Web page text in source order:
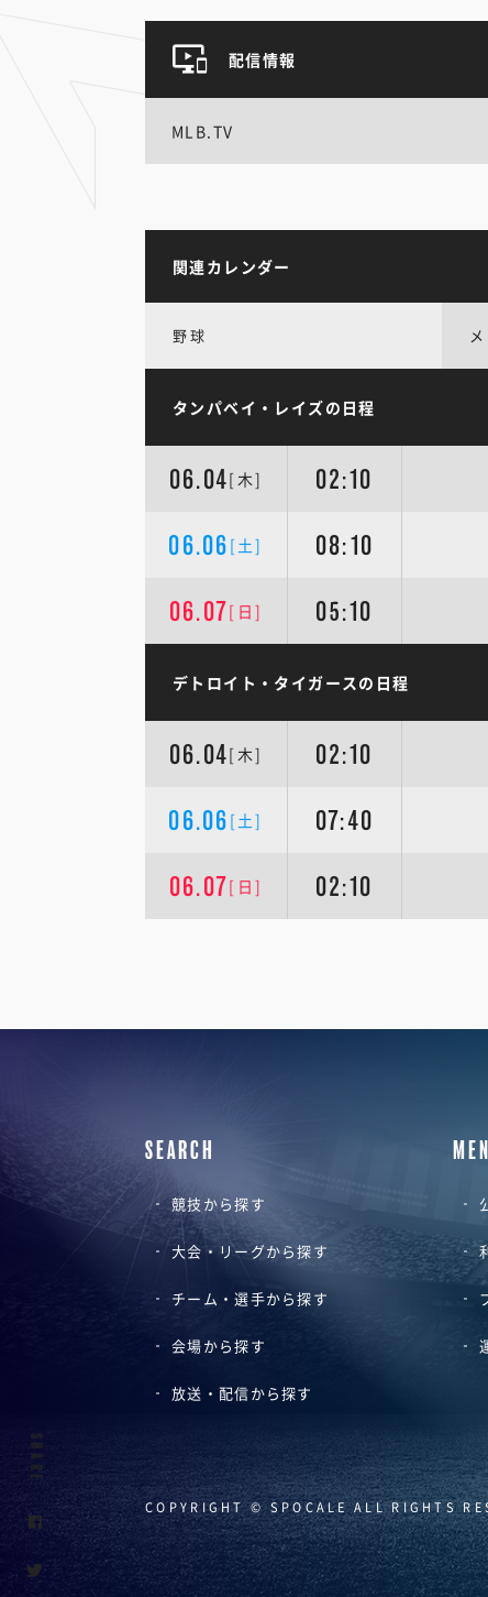
配信情報
MLB.TV
関連カレンダー
野球
タンパベイ・レイズの日程
06.04[木] 02:10
06.06 [土] 08:10
06.07[日] 05:10
デトロイト・タイガースの日程
06.04[木] 02:10
06.06 [土] 07:40
06.07[日] 02:10
SEARCH
競技から探す
大会・リーグから探す
チーム・選手から探す
会場から探す
放送・配信から探す
COPYRIGHT © SPOCALE ALL RIGHTS
SHARE